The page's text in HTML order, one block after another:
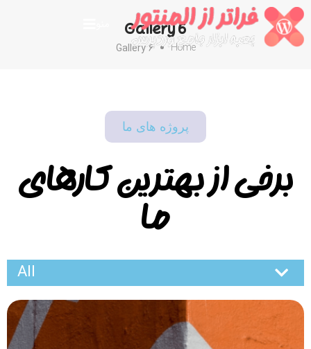
Gallery 6
Home
Gallery 6
پروژه های ما
برخی از بهترین کارهای
ما
All